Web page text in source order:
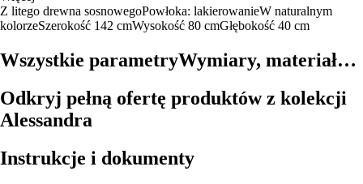
Z litego drewna sosnowegoPowłoka: lakierowanieW naturalnym
kolorzeSzerokość 142 cmWysokość 80 cmGłębokość 40 cm
Wszystkie parametryWymiary, materiał…
Odkryj pełną ofertę produktów z kolekcji
Alessandra
Instrukcje i dokumenty